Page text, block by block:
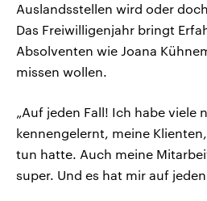
Auslandsstellen wird oder
Das Freiwilligenjahr bringt
Absolventen wie Joana
missen wollen.
„Auf jeden Fall! Ich habe viele
kennengelernt, meine
tun hatte. Auch meine
super. Und es hat mir auf